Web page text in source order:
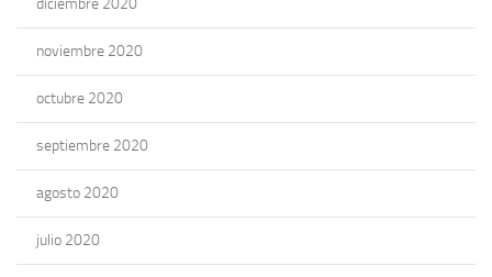
diciembre 2020
noviembre 2020
octubre 2020
septiembre 2020
agosto 2020
julio 2020